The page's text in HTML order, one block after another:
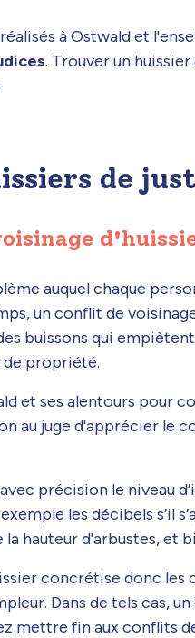
à Ostwald et
. Trouver un
de
auquel chaque
un conflit de
buissons qui
propriété.
et ses alentours pour
au juge d'apprécier le
précision le niveau
les décibels s’il
hauteur d'arbustes, et
concrétise donc les
Dans de tels cas,
mettre fin aux conflits